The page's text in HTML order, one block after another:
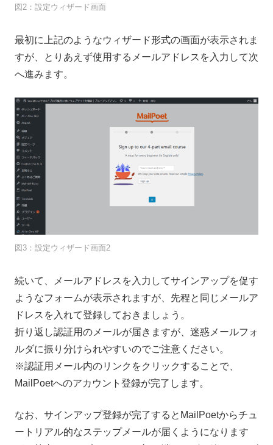
図2：設定ウィザード画面
最初に上記のようなウィザード形式の画面が表示されま
すが、とりあえず使用するメールアドレスを入力して次
へ進みます。
図3：設定ウィザード画面2
続いて、メールアドレスを入力してサインアップを促す
ようなフォームが表示されますが、先程と同じメールア
ドレスを入れて登録しておきましょう。
折り返し認証用のメールが届きますが、迷惑メールフォ
ルダに振り分けられやすいのでご注意ください。
※認証用メール内のリンクをクリックすることで、
MailPoetへのアカウント登録が完了します。
なお、サインアップ登録が完了するとMailPoetからチュ
ートリアル的なステップメールが届くようになります